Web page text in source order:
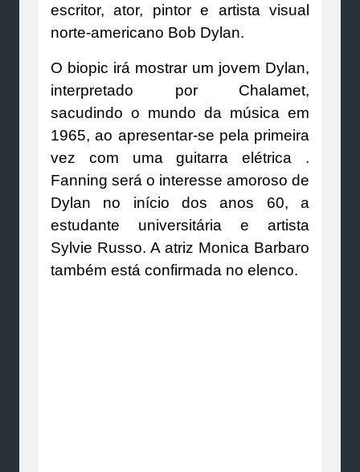
escritor, ator, pintor e artista visual
norte-americano Bob Dylan.
O biopic irá mostrar um jovem Dylan,
interpretado por Chalamet,
sacudindo o mundo da música em
1965, ao apresentar-se pela primeira
vez com uma guitarra elétrica .
Fanning será o interesse amoroso de
Dylan no início dos anos 60, a
estudante universitária e artista
Sylvie Russo. A atriz Monica Barbaro
também está confirmada no elenco.